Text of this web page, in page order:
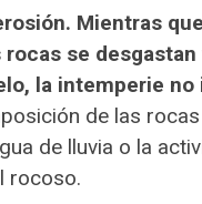
Mientras
se
la intemperie
de las
de lluvia o la
rocoso.